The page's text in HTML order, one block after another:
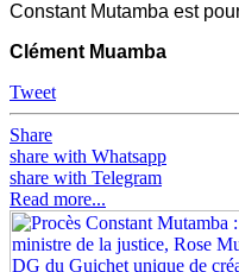
Constant Mutamba est
Clément Muamba
Tweet
Share
share with Whatsapp
share with Telegram
Read more...